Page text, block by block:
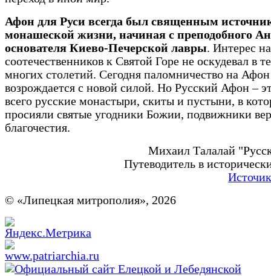
Афон для Руси всегда был священным
монашеской жизни, начиная с преподобного
основателя Киево-Печерской лавры. Интерес
соотечественников к Святой Горе не оскудевал в
многих столетий. Сегодня паломничество на Афон
возрождается с новой силой. Но Русский Афон –
всего русские монастыри, скиты и пустыни, в
просияли святые угодники Божии, подвижники
благочестия.
Михаил Талалай
Путеводитель в
© «Липецкая митрополия», 2026